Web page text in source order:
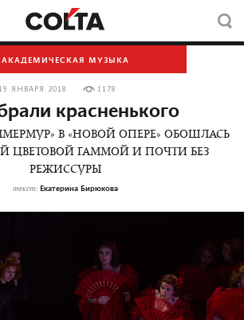
АКАДЕМИЧЕСКАЯ МУЗЫКА
19 ЯНВАРЯ 2018 1178
красненького
В «НОВОЙ ОПЕРЕ» ОБОШЛАСЬ
ЦВЕТОВОЙ ГАММОЙ И ПОЧТИ БЕЗ
РЕЖИССУРЫ
текст: Екатерина Бирюкова